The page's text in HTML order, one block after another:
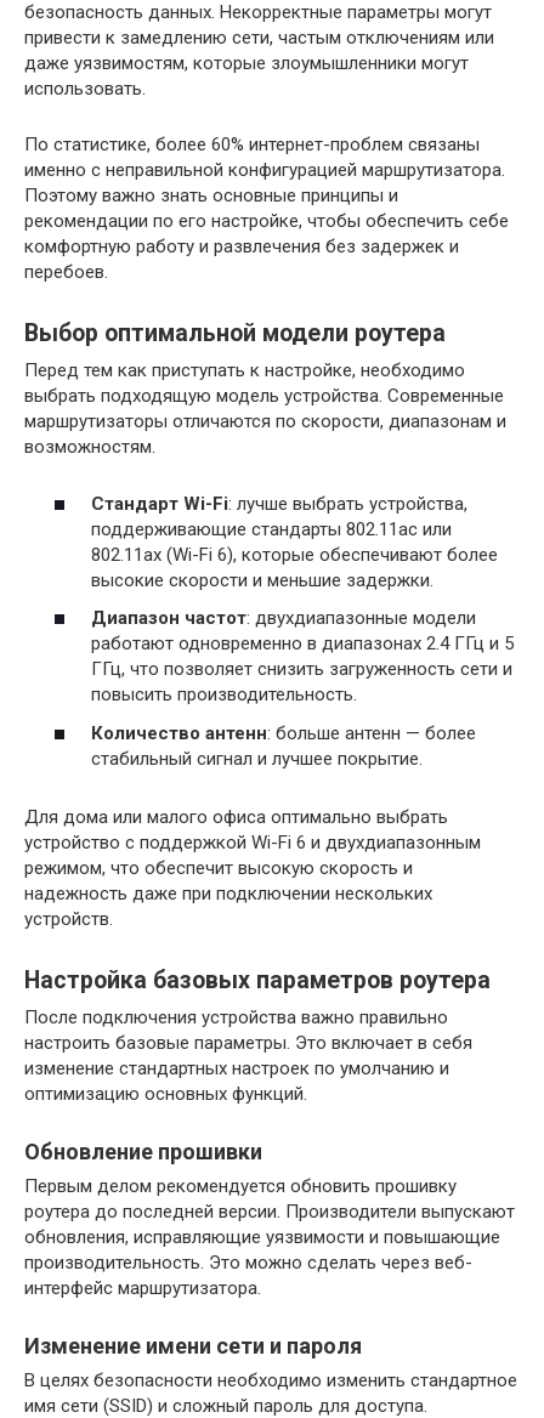
безопасность данных. Некорректные параметры могут
привести к замедлению сети, частым отключениям или
даже уязвимостям, которые злоумышленники могут
использовать.
По статистике, более 60% интернет-проблем связаны
именно с неправильной конфигурацией маршрутизатора.
Поэтому важно знать основные принципы и
рекомендации по его настройке, чтобы обеспечить себе
комфортную работу и развлечения без задержек и
перебоев.
Выбор оптимальной модели роутера
Перед тем как приступать к настройке, необходимо
выбрать подходящую модель устройства. Современные
маршрутизаторы отличаются по скорости, диапазонам и
возможностям.
Стандарт Wi-Fi: лучше выбрать устройства,
поддерживающие стандарты 802.11ac или
802.11ax (Wi-Fi 6), которые обеспечивают более
высокие скорости и меньшие задержки.
Диапазон частот: двухдиапазонные модели
работают одновременно в диапазонах 2.4 ГГц и 5
ГГц, что позволяет снизить загруженность сети и
повысить производительность.
Количество антенн: больше антенн — более
стабильный сигнал и лучшее покрытие.
Для дома или малого офиса оптимально выбрать
устройство с поддержкой Wi-Fi 6 и двухдиапазонным
режимом, что обеспечит высокую скорость и
надежность даже при подключении нескольких
устройств.
Настройка базовых параметров роутера
После подключения устройства важно правильно
настроить базовые параметры. Это включает в себя
изменение стандартных настроек по умолчанию и
оптимизацию основных функций.
Обновление прошивки
Первым делом рекомендуется обновить прошивку
роутера до последней версии. Производители выпускают
обновления, исправляющие уязвимости и повышающие
производительность. Это можно сделать через веб-
интерфейс маршрутизатора.
Изменение имени сети и пароля
В целях безопасности необходимо изменить стандартное
имя сети (SSID) и сложный пароль для доступа.